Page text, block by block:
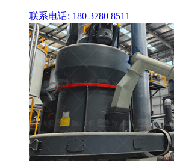
联系电话: 180 3780 8511